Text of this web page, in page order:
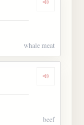
Dengarkan
whale meat
Dengarkan
beef